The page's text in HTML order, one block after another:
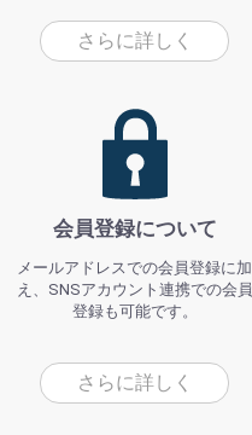
さらに詳しく
会員登録について
メールアドレスでの会員登録に加
え、SNSアカウント連携での会員
登録も可能です。
さらに詳しく